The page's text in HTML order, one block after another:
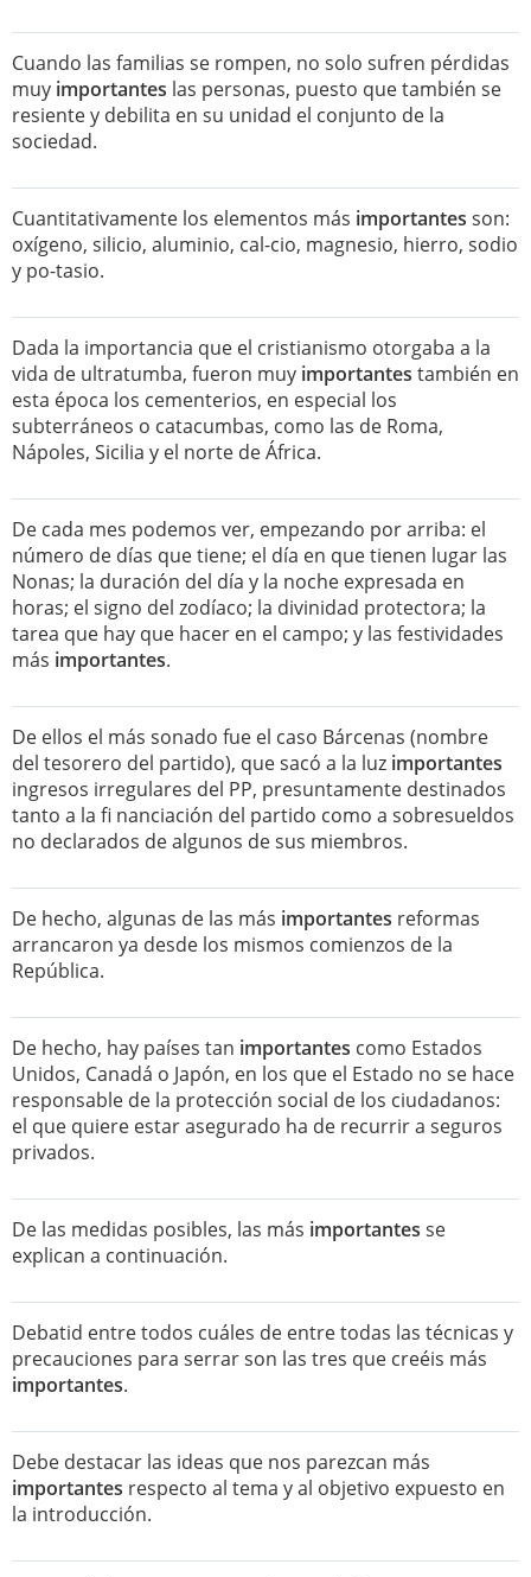
Cuando las familias se rompen, no solo sufren pérdidas
muy importantes las personas, puesto que también se
resiente y debilita en su unidad el conjunto de la
sociedad.
Cuantitativamente los elementos más importantes son:
oxígeno, silicio, aluminio, cal-cio, magnesio, hierro, sodio
y po-tasio.
Dada la importancia que el cristianismo otorgaba a la
vida de ultratumba, fueron muy importantes también en
esta época los cementerios, en especial los
subterráneos o catacumbas, como las de Roma,
Nápoles, Sicilia y el norte de África.
De cada mes podemos ver, empezando por arriba: el
número de días que tiene; el día en que tienen lugar las
Nonas; la duración del día y la noche expresada en
horas; el signo del zodíaco; la divinidad protectora; la
tarea que hay que hacer en el campo; y las festividades
más importantes.
De ellos el más sonado fue el caso Bárcenas (nombre
del tesorero del partido), que sacó a la luz importantes
ingresos irregulares del PP, presuntamente destinados
tanto a la fi nanciación del partido como a sobresueldos
no declarados de algunos de sus miembros.
De hecho, algunas de las más importantes reformas
arrancaron ya desde los mismos comienzos de la
República.
De hecho, hay países tan importantes como Estados
Unidos, Canadá o Japón, en los que el Estado no se hace
responsable de la protección social de los ciudadanos:
el que quiere estar asegurado ha de recurrir a seguros
privados.
De las medidas posibles, las más importantes se
explican a continuación.
Debatid entre todos cuáles de entre todas las técnicas y
precauciones para serrar son las tres que creéis más
importantes.
Debe destacar las ideas que nos parezcan más
importantes respecto al tema y al objetivo expuesto en
la introducción.